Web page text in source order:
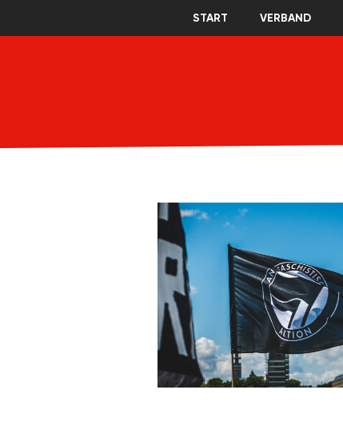
START VERBAND